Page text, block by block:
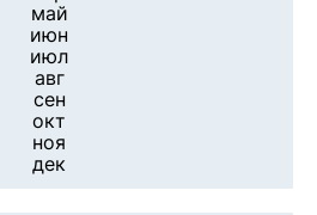
май
июн
июл
авг
сен
окт
ноя
дек